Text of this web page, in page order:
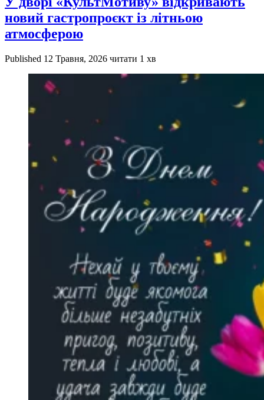
новий гастропроєкт із літньою
атмосферою
Published 12 Травня, 2026 читати 1 хв